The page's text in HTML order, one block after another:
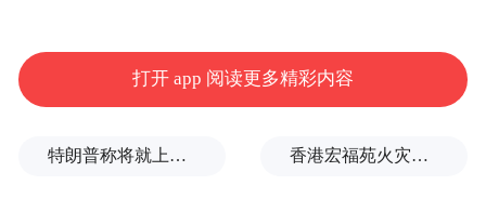
打开 app 阅读更多精彩内容
特朗普称将就上诉法院涉白宫宴会厅项目裁决提起上诉 香港宏福苑火灾跨部门调查最终报告：大火或由烟头引起